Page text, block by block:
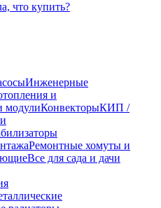
что купить?
Инженерные
и
модулиКонвекторыКИП /
Ремонтные хомуты и
Все для сада и дачи